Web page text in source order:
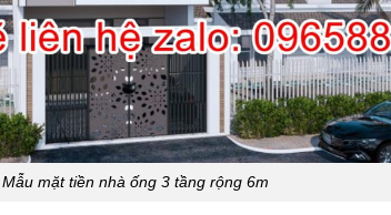
Mẫu mặt tiền nhà ống 3 tầng rộng 6m